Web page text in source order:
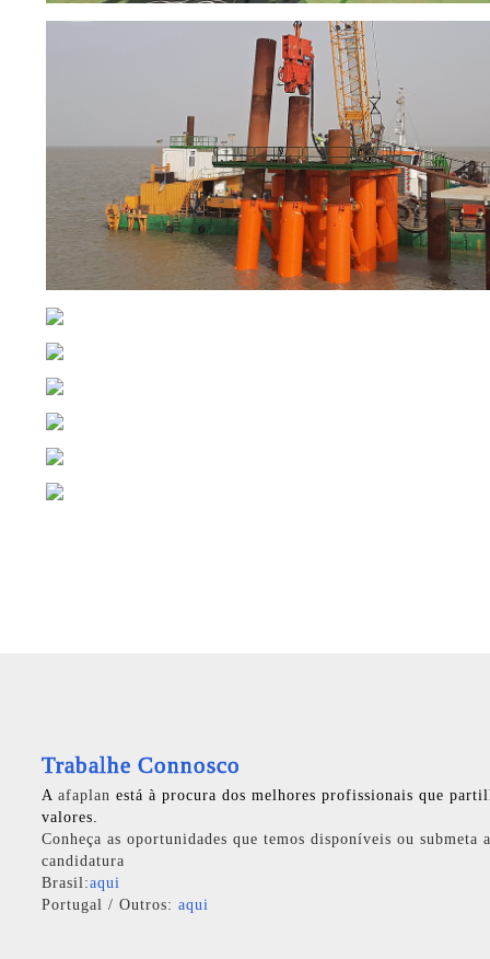
Trabalhe Connosco
A afaplan está à procura dos melhores profissionais que
valores.
Conheça as oportunidades que temos disponíveis ou submeta
candidatura
Brasil:aqui
Portugal / Outros: aqui